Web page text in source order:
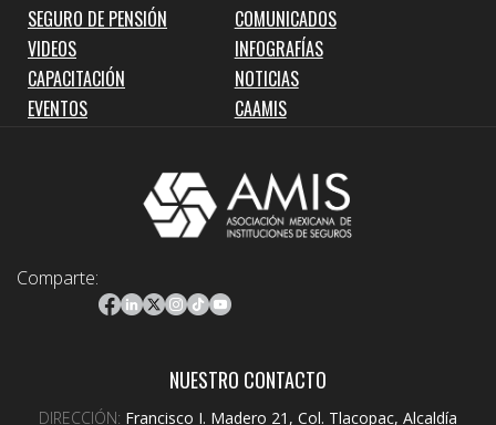
SEGURO DE PENSIÓN
COMUNICADOS
VIDEOS
INFOGRAFÍAS
CAPACITACIÓN
NOTICIAS
EVENTOS
CAAMIS
Comparte:
NUESTRO CONTACTO
DIRECCIÓN: Francisco I. Madero 21, Col. Tlacopac, Alcaldía